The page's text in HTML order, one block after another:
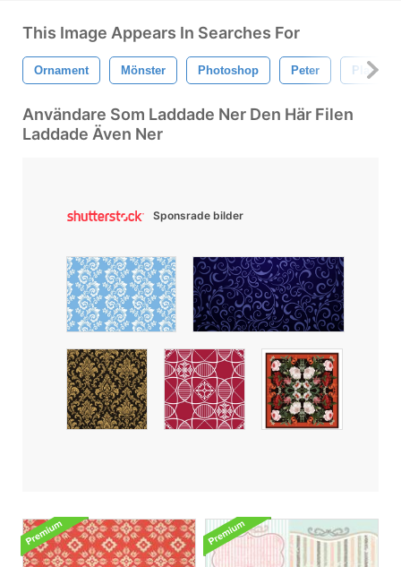
This Image Appears In Searches For
Ornament Mönster Photoshop Peter Plast
Användare Som Laddade Ner Den Här Filen
Laddade Även Ner
Sponsrade bilder